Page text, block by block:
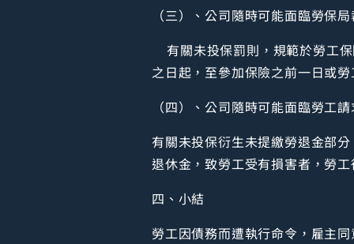
（三）、公司隨時可能面臨勞保
有關未投保罰則，規範於勞工
之日起，至參加保險之前一日或
（四）、公司隨時可能面臨勞工
有關未投保衍生未提繳勞退金部
退休金，致勞工受有損害者，勞
四、小結
勞工因債務而遭執行命令，雇主